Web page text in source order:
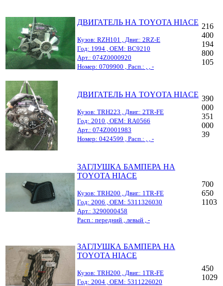
ДВИГАТЕЛЬ НА TOYOTA HIACE
Кузов: RZH101 , Двиг.: 2RZ-E
Год: 1994 , OEM: BC9210
Арт.: 074Z0000920
Номер: 0709900 , Расп.: , , -
216
400
194
800
105
ДВИГАТЕЛЬ НА TOYOTA HIACE
Кузов: TRH223 , Двиг.: 2TR-FE
Год: 2010 , OEM: RA0566
Арт.: 074Z0001983
Номер: 0424599 , Расп.: , , -
390
000
351
000
39
ЗАГЛУШКА БАМПЕРА НА
TOYOTA HIACE
Кузов: TRH200 , Двиг.: 1TR-FE
Год: 2006 , OEM: 5311326030
Арт.: 3290000458
Расп.: передний , левый , -
700
650
1103
ЗАГЛУШКА БАМПЕРА НА
TOYOTA HIACE
Кузов: TRH200 , Двиг.: 1TR-FE
Год: 2004 , OEM: 5311226020
450
1029